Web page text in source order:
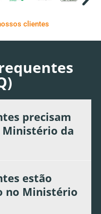
clientes
precisam
Ministério da
estão
no Ministério